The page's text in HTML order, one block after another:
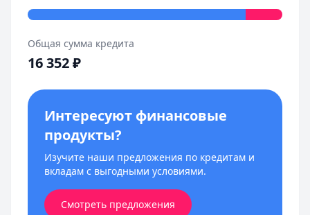
Общая сумма кредита
16 352₽
Интересуют финансовые
продукты?
Изучите наши предложения по кредитам и
вкладам с выгодными условиями.
Смотреть предложения